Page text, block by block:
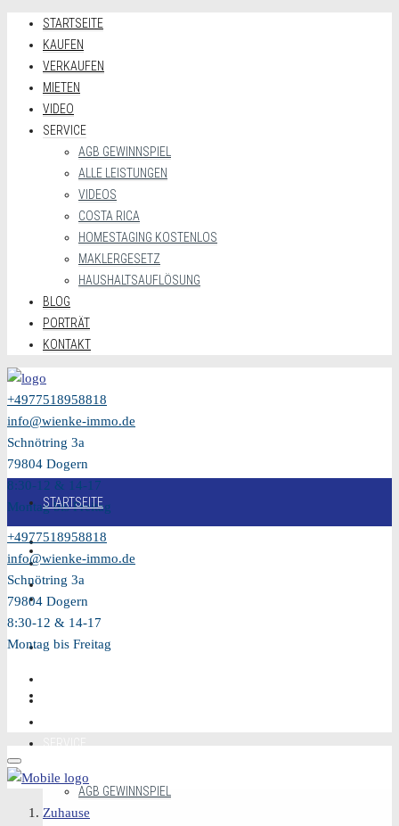
STARTSEITE
KAUFEN
VERKAUFEN
MIETEN
VIDEO
SERVICE
AGB GEWINNSPIEL
ALLE LEISTUNGEN
VIDEOS
COSTA RICA
HOMESTAGING KOSTENLOS
MAKLERGESETZ
HAUSHALTSAUFLÖSUNG
BLOG
PORTRÄT
KONTAKT
+4977518958818
info@wienke-immo.de
Schnötring 3a
79804 Dogern
8:30-12 & 14-17
Montag bis Freitag
STARTSEITE
VERKAUFEN
MIETEN
AGB GEWINNSPIEL
+4977518958818
info@wienke-immo.de
Schnötring 3a
79804 Dogern
8:30-12 & 14-17
Montag bis Freitag
Zuhause